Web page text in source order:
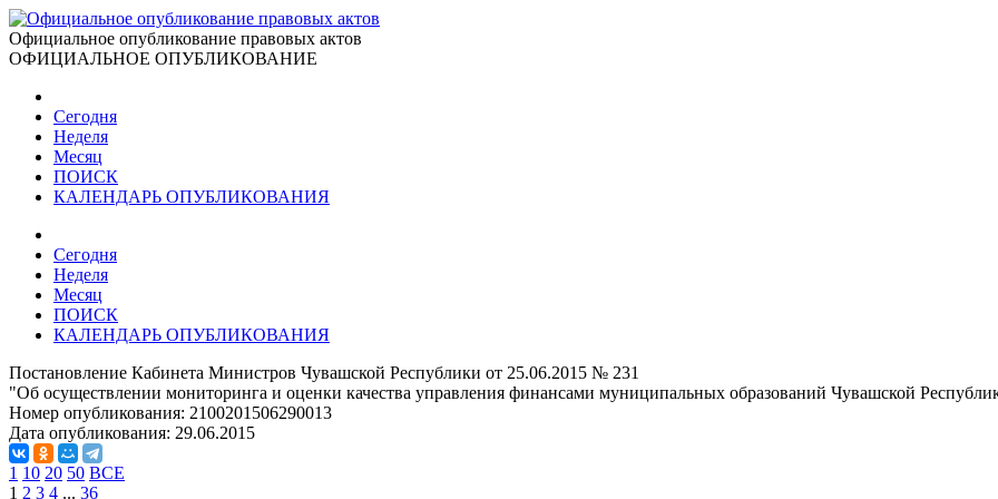
Официальное опубликование правовых актов
ОФИЦИАЛЬНОЕ ОПУБЛИКОВАНИЕ
Сегодня
Неделя
Месяц
ПОИСК
КАЛЕНДАРЬ ОПУБЛИКОВАНИЯ
Сегодня
Неделя
Месяц
ПОИСК
КАЛЕНДАРЬ ОПУБЛИКОВАНИЯ
Постановление Кабинета Министров Чувашской Республики от 25.06.2015 № 231
"Об осуществлении мониторинга и оценки качества управления финансами муниципальных образований Чувашской
Номер опубликования: 2100201506290013
Дата опубликования: 29.06.2015
1 10 20 50 ВСЕ
1 2 3 4 ... 36